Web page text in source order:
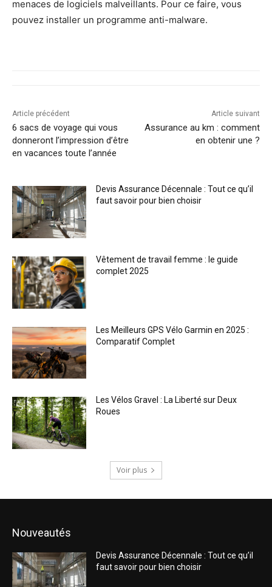
menaces de logiciels malveillants. Pour ce faire, vous
pouvez installer un programme anti-malware.
Article précédent
6 sacs de voyage qui vous
donneront l’impression d’être
en vacances toute l’année
Article suivant
Assurance au km : comment
en obtenir une ?
Devis Assurance Décennale : Tout ce qu’il
faut savoir pour bien choisir
Vêtement de travail femme : le guide
complet 2025
Les Meilleurs GPS Vélo Garmin en 2025 :
Comparatif Complet
Les Vélos Gravel : La Liberté sur Deux
Roues
Voir plus
Nouveautés
Devis Assurance Décennale : Tout ce qu’il
faut savoir pour bien choisir